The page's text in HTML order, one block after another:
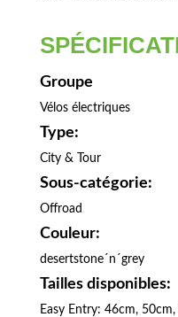
Groupe
Vélos électriques
Type:
City & Tour
Sous-catégorie:
Offroad
Couleur:
desertstone´n´grey
Tailles disponibles:
Easy Entry: 46cm,